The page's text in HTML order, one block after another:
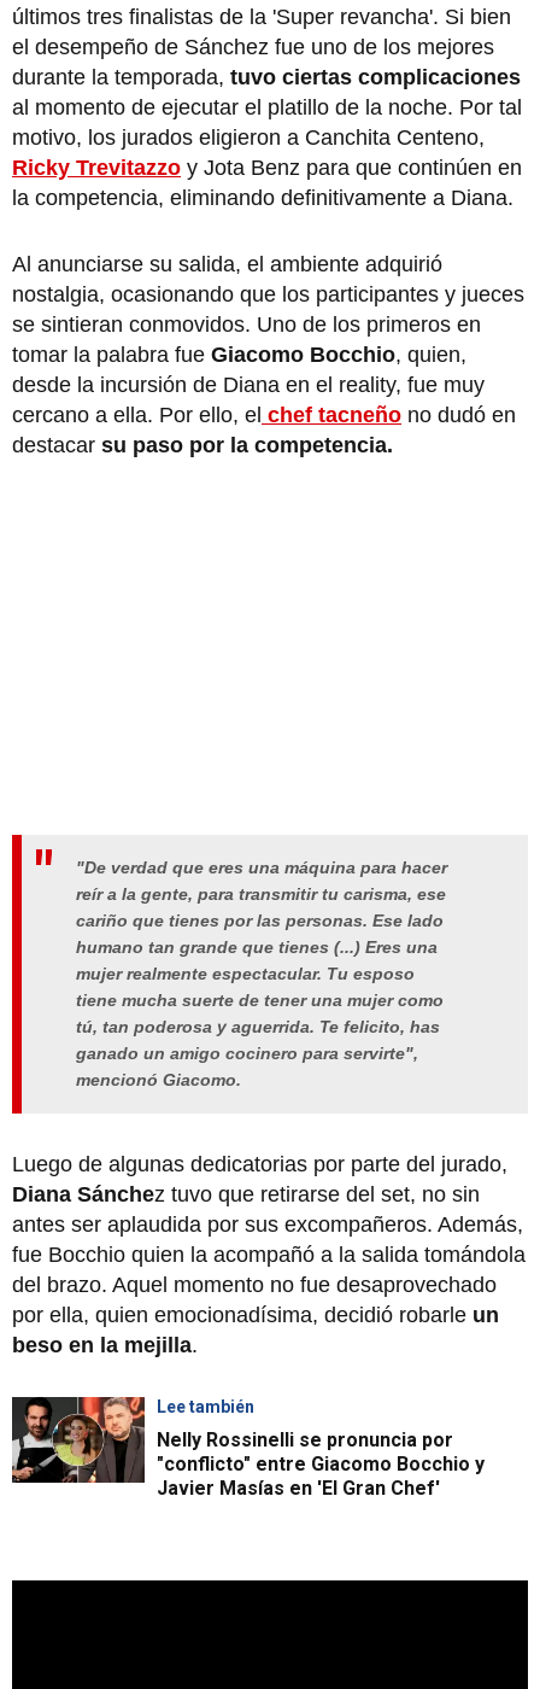
últimos tres finalistas de la 'Super revancha'. Si bien
el desempeño de Sánchez fue uno de los mejores
durante la temporada, tuvo ciertas complicaciones
al momento de ejecutar el platillo de la noche. Por tal
motivo, los jurados eligieron a Canchita Centeno,
Ricky Trevitazzo y Jota Benz para que continúen en
la competencia, eliminando definitivamente a Diana.
Al anunciarse su salida, el ambiente adquirió
nostalgia, ocasionando que los participantes y jueces
se sintieran conmovidos. Uno de los primeros en
tomar la palabra fue Giacomo Bocchio, quien,
desde la incursión de Diana en el reality, fue muy
cercano a ella. Por ello, el chef tacneño no dudó en
destacar su paso por la competencia.
"De verdad que eres una máquina para hacer
reír a la gente, para transmitir tu carisma, ese
cariño que tienes por las personas. Ese lado
humano tan grande que tienes (...) Eres una
mujer realmente espectacular. Tu esposo
tiene mucha suerte de tener una mujer como
tú, tan poderosa y aguerrida. Te felicito, has
ganado un amigo cocinero para servirte",
mencionó Giacomo.
Luego de algunas dedicatorias por parte del jurado,
Diana Sánchez tuvo que retirarse del set, no sin
antes ser aplaudida por sus excompañeros. Además,
fue Bocchio quien la acompañó a la salida tomándola
del brazo. Aquel momento no fue desaprovechado
por ella, quien emocionadísima, decidió robarle un
beso en la mejilla.
Lee también
Nelly Rossinelli se pronuncia por
"conflicto" entre Giacomo Bocchio y
Javier Masías en 'El Gran Chef'